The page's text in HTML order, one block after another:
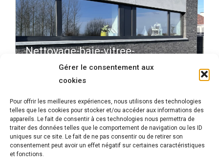
Gérer le consentement aux
cookies
Pour offrir les meilleures expériences, nous utilisons des technologies
telles que les cookies pour stocker et/ou accéder aux informations des
appareils. Le fait de consentir à ces technologies nous permettra de
traiter des données telles que le comportement de navigation ou les ID
uniques sur ce site. Le fait de ne pas consentir ou de retirer son
consentement peut avoir un effet négatif sur certaines caractéristiques
et fonctions.
Nettoyage-baie-vitree-
porte-IMG_7525-Tournai-
Vitro-Clean-Pro-001
Album
navigation
NEXT
Nettoyage de vitres et plaques de